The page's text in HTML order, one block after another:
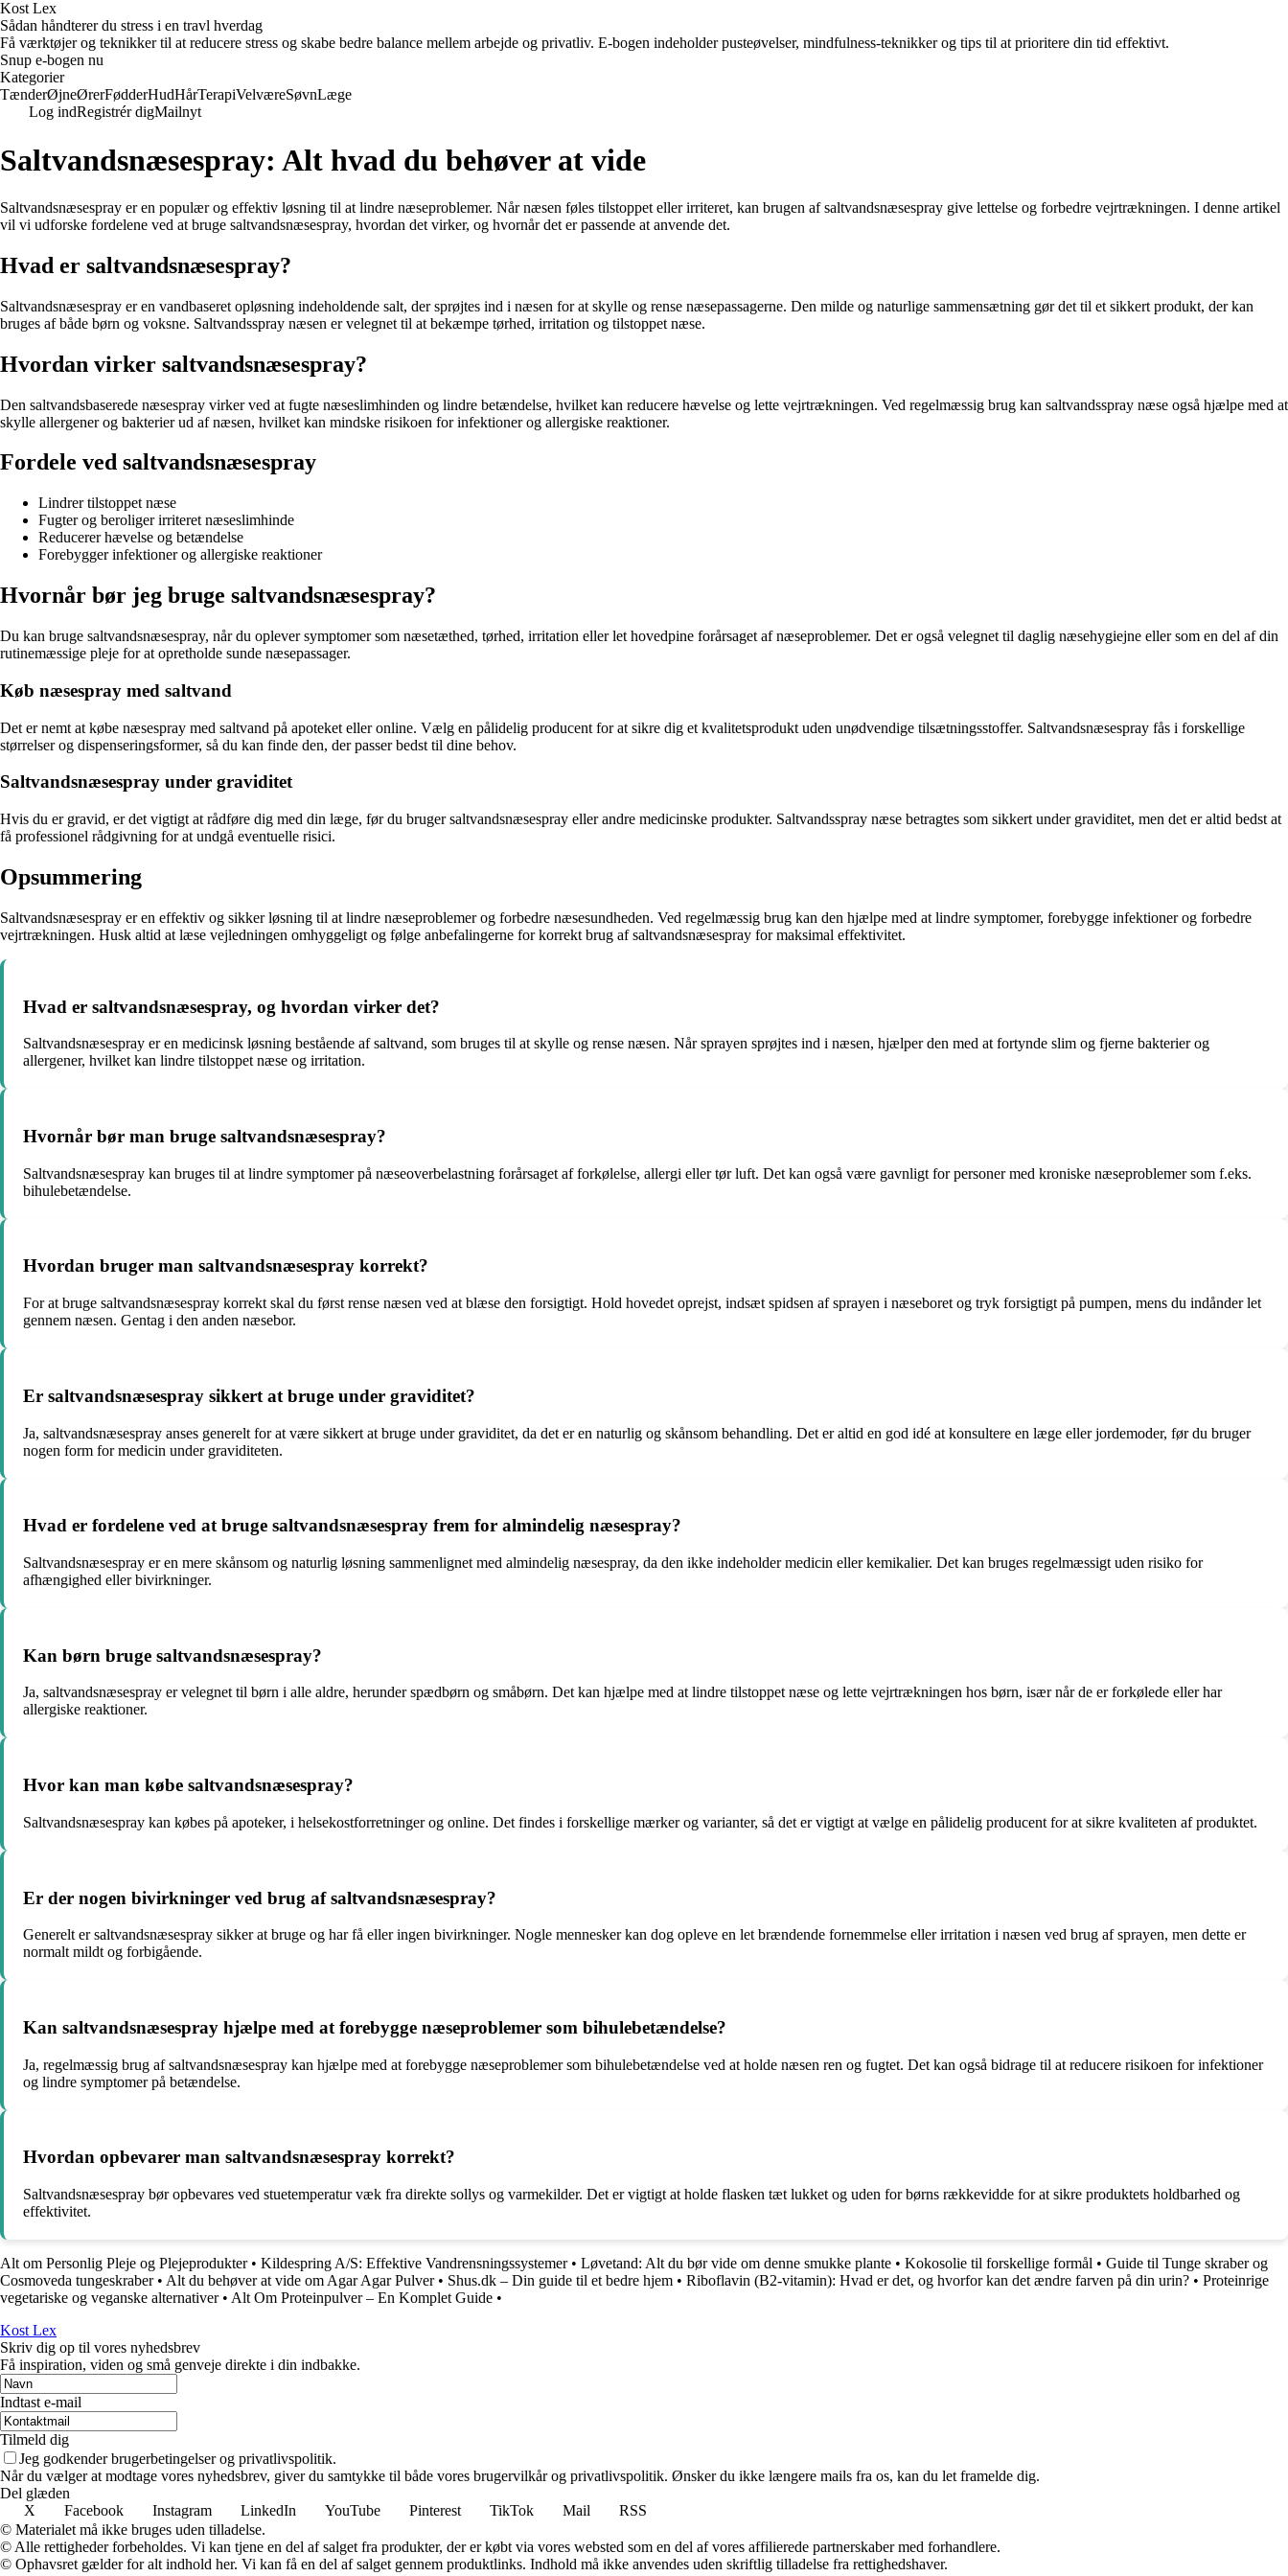
Kost Lex
Sådan håndterer du stress i en travl hverdag
Få værktøjer og teknikker til at reducere stress og skabe bedre balance mellem arbejde og privatliv. E-bogen indeholder pusteøvelser, mindfulness-teknikker og tips til at prioritere din tid effektivt.
Snup e-bogen nu
Kategorier
TænderØjneØrerFødderHudHårTerapiVelværeSøvnLæge
Log indRegistrér digMailnyt
Saltvandsnæsespray: Alt hvad du behøver at vide
Saltvandsnæsespray er en populær og effektiv løsning til at lindre næseproblemer. Når næsen føles tilstoppet eller irriteret, kan brugen af saltvandsnæsespray give lettelse og forbedre vejrtrækningen. I denne artikel
vil vi udforske fordelene ved at bruge saltvandsnæsespray, hvordan det virker, og hvornår det er passende at anvende det.
Hvad er saltvandsnæsespray?
Saltvandsnæsespray er en vandbaseret opløsning indeholdende salt, der sprøjtes ind i næsen for at skylle og rense næsepassagerne. Den milde og naturlige sammensætning gør det til et sikkert produkt, der kan
bruges af både børn og voksne. Saltvandsspray næsen er velegnet til at bekæmpe tørhed, irritation og tilstoppet næse.
Hvordan virker saltvandsnæsespray?
Den saltvandsbaserede næsespray virker ved at fugte næseslimhinden og lindre betændelse, hvilket kan reducere hævelse og lette vejrtrækningen. Ved regelmæssig brug kan saltvandsspray næse også hjælpe med at
skylle allergener og bakterier ud af næsen, hvilket kan mindske risikoen for infektioner og allergiske reaktioner.
Fordele ved saltvandsnæsespray
Lindrer tilstoppet næse
Fugter og beroliger irriteret næseslimhinde
Reducerer hævelse og betændelse
Forebygger infektioner og allergiske reaktioner
Hvornår bør jeg bruge saltvandsnæsespray?
Du kan bruge saltvandsnæsespray, når du oplever symptomer som næsetæthed, tørhed, irritation eller let hovedpine forårsaget af næseproblemer. Det er også velegnet til daglig næsehygiejne eller som en del af din
rutinemæssige pleje for at opretholde sunde næsepassager.
Køb næsespray med saltvand
Det er nemt at købe næsespray med saltvand på apoteket eller online. Vælg en pålidelig producent for at sikre dig et kvalitetsprodukt uden unødvendige tilsætningsstoffer. Saltvandsnæsespray fås i forskellige
størrelser og dispenseringsformer, så du kan finde den, der passer bedst til dine behov.
Saltvandsnæsespray under graviditet
Hvis du er gravid, er det vigtigt at rådføre dig med din læge, før du bruger saltvandsnæsespray eller andre medicinske produkter. Saltvandsspray næse betragtes som sikkert under graviditet, men det er altid bedst at
få professionel rådgivning for at undgå eventuelle risici.
Opsummering
Saltvandsnæsespray er en effektiv og sikker løsning til at lindre næseproblemer og forbedre næsesundheden. Ved regelmæssig brug kan den hjælpe med at lindre symptomer, forebygge infektioner og forbedre
vejrtrækningen. Husk altid at læse vejledningen omhyggeligt og følge anbefalingerne for korrekt brug af saltvandsnæsespray for maksimal effektivitet.
Hvad er saltvandsnæsespray, og hvordan virker det?
Saltvandsnæsespray er en medicinsk løsning bestående af saltvand, som bruges til at skylle og rense næsen. Når sprayen sprøjtes ind i næsen, hjælper den med at fortynde slim og fjerne bakterier og
allergener, hvilket kan lindre tilstoppet næse og irritation.
Hvornår bør man bruge saltvandsnæsespray?
Saltvandsnæsespray kan bruges til at lindre symptomer på næseoverbelastning forårsaget af forkølelse, allergi eller tør luft. Det kan også være gavnligt for personer med kroniske næseproblemer som f.eks.
bihulebetændelse.
Hvordan bruger man saltvandsnæsespray korrekt?
For at bruge saltvandsnæsespray korrekt skal du først rense næsen ved at blæse den forsigtigt. Hold hovedet oprejst, indsæt spidsen af sprayen i næseboret og tryk forsigtigt på pumpen, mens du indånder let
gennem næsen. Gentag i den anden næsebor.
Er saltvandsnæsespray sikkert at bruge under graviditet?
Ja, saltvandsnæsespray anses generelt for at være sikkert at bruge under graviditet, da det er en naturlig og skånsom behandling. Det er altid en god idé at konsultere en læge eller jordemoder, før du bruger
nogen form for medicin under graviditeten.
Hvad er fordelene ved at bruge saltvandsnæsespray frem for almindelig næsespray?
Saltvandsnæsespray er en mere skånsom og naturlig løsning sammenlignet med almindelig næsespray, da den ikke indeholder medicin eller kemikalier. Det kan bruges regelmæssigt uden risiko for
afhængighed eller bivirkninger.
Kan børn bruge saltvandsnæsespray?
Ja, saltvandsnæsespray er velegnet til børn i alle aldre, herunder spædbørn og småbørn. Det kan hjælpe med at lindre tilstoppet næse og lette vejrtrækningen hos børn, især når de er forkølede eller har
allergiske reaktioner.
Hvor kan man købe saltvandsnæsespray?
Saltvandsnæsespray kan købes på apoteker, i helsekostforretninger og online. Det findes i forskellige mærker og varianter, så det er vigtigt at vælge en pålidelig producent for at sikre kvaliteten af produktet.
Er der nogen bivirkninger ved brug af saltvandsnæsespray?
Generelt er saltvandsnæsespray sikker at bruge og har få eller ingen bivirkninger. Nogle mennesker kan dog opleve en let brændende fornemmelse eller irritation i næsen ved brug af sprayen, men dette er
normalt mildt og forbigående.
Kan saltvandsnæsespray hjælpe med at forebygge næseproblemer som bihulebetændelse?
Ja, regelmæssig brug af saltvandsnæsespray kan hjælpe med at forebygge næseproblemer som bihulebetændelse ved at holde næsen ren og fugtet. Det kan også bidrage til at reducere risikoen for infektioner
og lindre symptomer på betændelse.
Hvordan opbevarer man saltvandsnæsespray korrekt?
Saltvandsnæsespray bør opbevares ved stuetemperatur væk fra direkte sollys og varmekilder. Det er vigtigt at holde flasken tæt lukket og uden for børns rækkevidde for at sikre produktets holdbarhed og
effektivitet.
Alt om Personlig Pleje og Plejeprodukter• Kildespring A/S: Effektive Vandrensningssystemer• Løvetand: Alt du bør vide om denne smukke plante • Kokosolie til forskellige formål • Guide til Tunge skraber og
Cosmoveda tungeskraber• Alt du behøver at vide om Agar Agar Pulver• Shus.dk – Din guide til et bedre hjem • Riboflavin (B2-vitamin): Hvad er det, og hvorfor kan det ændre farven på din urin? • Proteinrige
vegetariske og veganske alternativer• Alt Om Proteinpulver – En Komplet Guide •
Kost Lex
Skriv dig op til vores nyhedsbrev
Få inspiration, viden og små genveje direkte i din indbakke.
Indtast e-mail
Tilmeld dig
Jeg godkender brugerbetingelser og privatlivspolitik.
Når du vælger at modtage vores nyhedsbrev, giver du samtykke til både vores brugervilkår og privatlivspolitik. Ønsker du ikke længere mails fra os, kan du let framelde dig.
Del glæden
X
Facebook Instagram LinkedIn YouTube Pinterest TikTok Mail
RSS
© Materialet må ikke bruges uden tilladelse.
© Alle rettigheder forbeholdes. Vi kan tjene en del af salget fra produkter, der er købt via vores websted som en del af vores affilierede partnerskaber med forhandlere.
© Ophavsret gælder for alt indhold her. Vi kan få en del af salget gennem produktlinks. Indhold må ikke anvendes uden skriftlig tilladelse fra rettighedshaver.